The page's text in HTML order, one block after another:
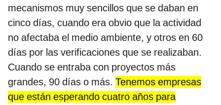
mecanismos muy sencillos que se daban en
cinco días, cuando era obvio que la actividad
no afectaba el medio ambiente, y otros en 60
días por las verificaciones que se realizaban.
Cuando se entraba con proyectos más
grandes, 90 días o más. Tenemos empresas
que están esperando cuatro años para